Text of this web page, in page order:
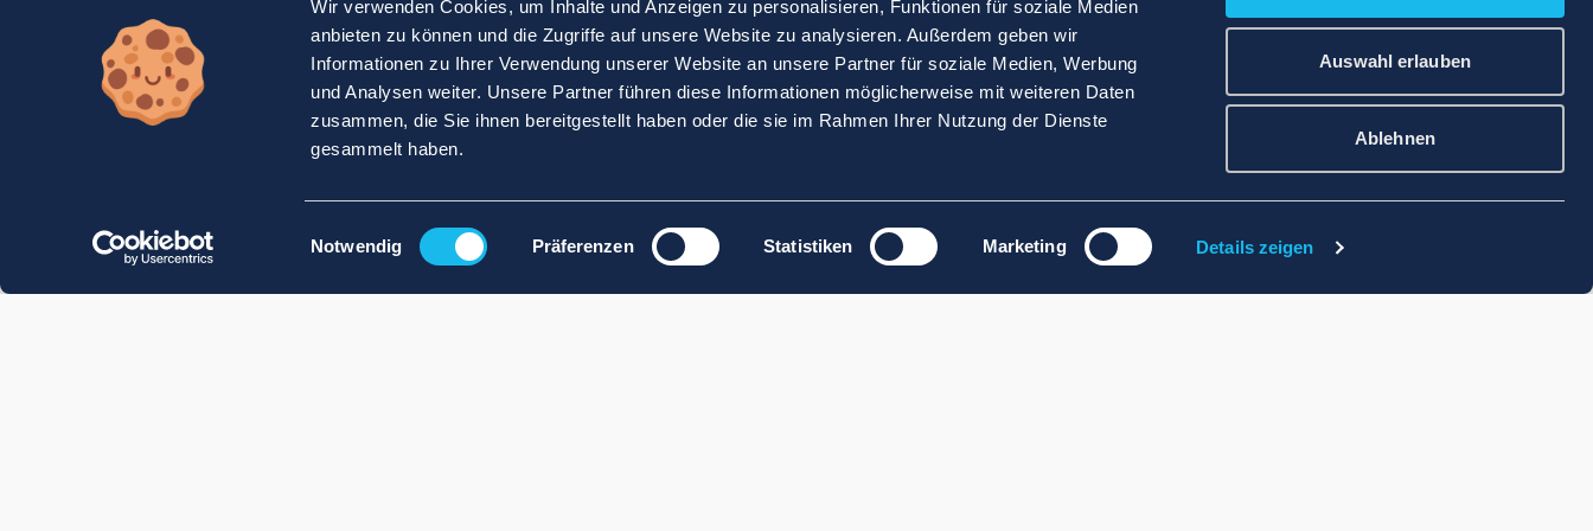
Wir verwenden Cookies, um Inhalte und Anzeigen zu personalisieren, Funktionen für soziale Medien
anbieten zu können und die Zugriffe auf unsere Website zu analysieren. Außerdem geben wir
Informationen zu Ihrer Verwendung unserer Website an unsere Partner für soziale Medien, Werbung
und Analysen weiter. Unsere Partner führen diese Informationen möglicherweise mit weiteren Daten
zusammen, die Sie ihnen bereitgestellt haben oder die sie im Rahmen Ihrer Nutzung der Dienste
gesammelt haben.
Einwilligungsauswahl
Notwendig Präferenzen Statistiken Marketing Details zeigen
Auswahl erlauben
Ablehnen